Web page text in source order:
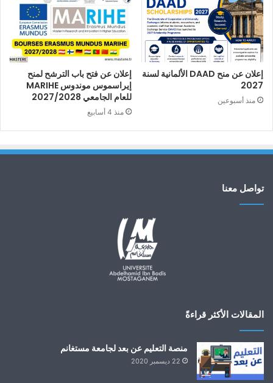
إعلان عن منح DAAD الألمانية لسنة
2027
منذ أسبوعين
إعلان عن فتح باب الترشح لمنح
إيراسموس موندوس MARIHE
للعام الجامعي 2027/2028
منذ 4 أسابيع
تواصل معنا
المقالات الأكثر قراءةً
منصة التعليم عن بعد لجامعة مستغانم
22 ديسمبر 2020